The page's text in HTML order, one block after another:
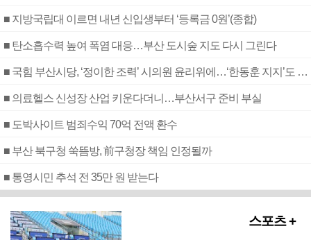
■ 지방국립대 이르면 내년 신입생부터 ‘등록금 0원’(종합)
■ 탄소흡수력 높여 폭염 대응…부산 도시숲 지도 다시 그린다
■ 국힘 부산시당, ‘정이한 조력’ 시의원 윤리위에…‘한동훈 지지’도 신고접수
■ 의료헬스 신성장 산업 키운다더니…부산서구 준비 부실
■ 도박사이트 범죄수익 70억 전액 환수
■ 부산 북구청 쑥뜸방, 前구청장 책임 인정될까
■ 통영시민 추석 전 35만 원 받는다
스포츠 +